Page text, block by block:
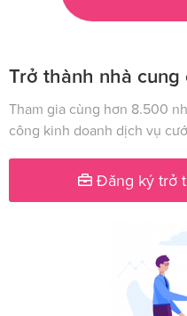
Trở thành nhà cung
Tham gia cùng hơn 8.500
công kinh doanh dịch vụ
Đăng ký trở